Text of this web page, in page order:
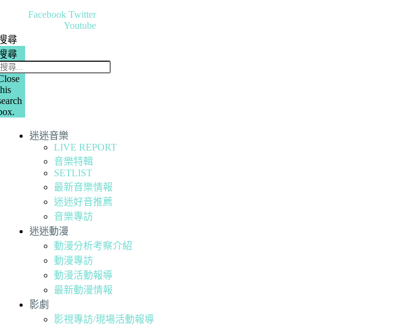
Facebook Twitter
Youtube
尋
尋
迷迷音樂
LIVE REPORT
音樂特輯
SETLIST
最新音樂情報
迷迷好音推薦
音樂專訪
迷迷動漫
動漫分析考察介紹
動漫專訪
動漫活動報導
最新動漫情報
影劇
影視專訪/現場活動報導